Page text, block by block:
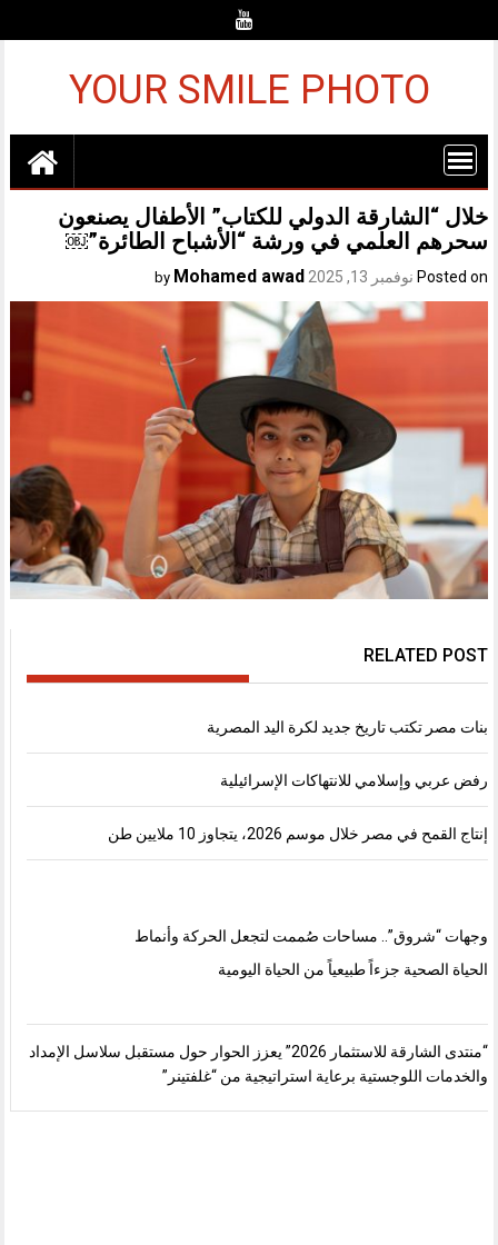
YOUR SMILE PHOTO
خلال “الشارقة الدولي للكتاب” الأطفال يصنعون
سحرهم العلمي في ورشة “الأشباح الطائرة”￼
Posted on نوفمبر 13, 2025 Mohamed awad
RELATED POST
بنات مصر تكتب تاريخ جديد لكرة اليد المصرية
رفض عربي وإسلامي للانتهاكات الإسرائيلية
إنتاج القمح في مصر خلال موسم 2026، يتجاوز 10 ملايين طن
وجهات “شروق”.. مساحات صُممت لتجعل الحركة وأنماط
الحياة الصحية جزءاً طبيعياً من الحياة اليومية
“منتدى الشارقة للاستثمار 2026” يعزز الحوار حول مستقبل سلاسل الإمداد
والخدمات اللوجستية برعاية استراتيجية من “غلفتينر”